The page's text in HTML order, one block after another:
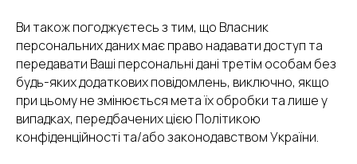
Ви також погоджуєтесь з тим, що Власник
персональних даних має право надавати доступ та
передавати Ваші персональні дані третім особам без
будь-яких додаткових повідомлень, виключно, якщо
при цьому не змінюється мета їх обробки та лише у
випадках, передбачених цією Політикою
конфіденційності та/або законодавством України.